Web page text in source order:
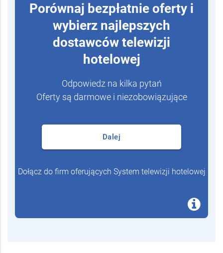
Porównaj bezpłatnie oferty i
wybierz najlepszych
dostawców telewizji
hotelowej
Odpowiedz na kilka pytań
Oferty są darmowe i niezobowiązujące
Dalej
Dołącz do firm oferujących System telewizji hotelowej